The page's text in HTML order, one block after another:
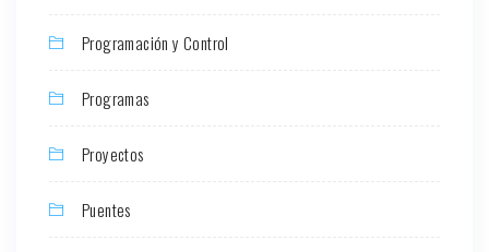
Programación y Control
Programas
Proyectos
Puentes